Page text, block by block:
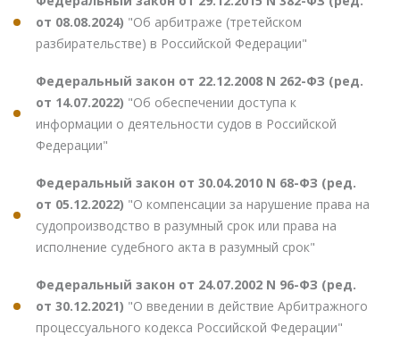
от 08.08.2024) "Об арбитраже (третейском
разбирательстве) в Российской Федерации"
Федеральный закон от 22.12.2008 N 262-ФЗ (ред.
от 14.07.2022) "Об обеспечении доступа к
информации о деятельности судов в Российской
Федерации"
Федеральный закон от 30.04.2010 N 68-ФЗ (ред.
от 05.12.2022) "О компенсации за нарушение права на
судопроизводство в разумный срок или права на
исполнение судебного акта в разумный срок"
Федеральный закон от 24.07.2002 N 96-ФЗ (ред.
от 30.12.2021) "О введении в действие Арбитражного
процессуального кодекса Российской Федерации"